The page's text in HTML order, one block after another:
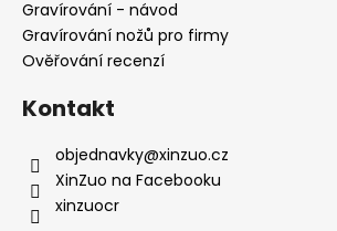
Gravírování - návod
Gravírování nožů pro firmy
Ověřování recenzí
Kontakt
objednavky@xinzuo.cz
XinZuo na Facebooku
xinzuocr